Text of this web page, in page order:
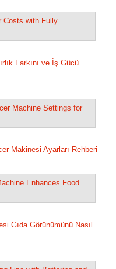
Farkını ve İş Gücü
Makinesi Ayarları Rehberi
Gıda Görünümünü Nasıl